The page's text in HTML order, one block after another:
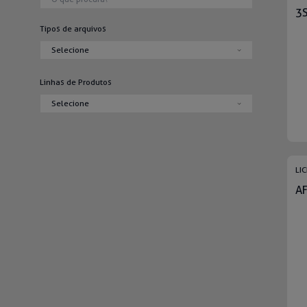
Tipos de arquivos
Linhas de Produtos